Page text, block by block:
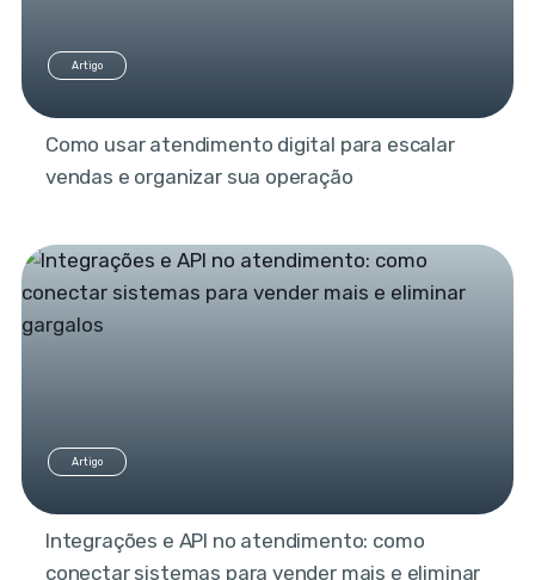
Artigo
Como usar atendimento digital para escalar
vendas e organizar sua operação
Artigo
Integrações e API no atendimento: como
conectar sistemas para vender mais e eliminar